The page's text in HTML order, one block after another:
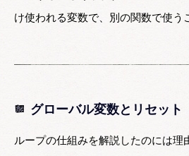
け使われる変数で、別の関数で使う
グローバル変数とリセット
ループの仕組みを解説したのには理